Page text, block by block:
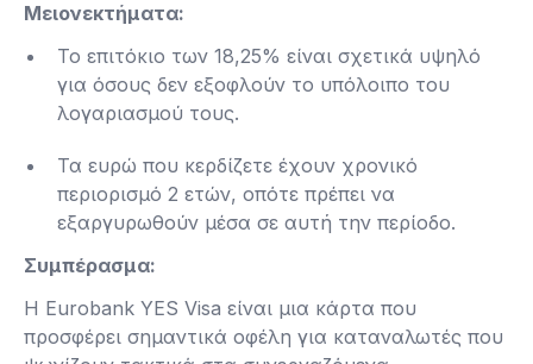
Μειονεκτήματα:
Το επιτόκιο των 18,25% είναι σχετικά υψηλό
για όσους δεν εξοφλούν το υπόλοιπο του
λογαριασμού τους.
Τα ευρώ που κερδίζετε έχουν χρονικό
περιορισμό 2 ετών, οπότε πρέπει να
εξαργυρωθούν μέσα σε αυτή την περίοδο​.
Συμπέρασμα:
Η Eurobank YES Visa είναι μια κάρτα που
προσφέρει σημαντικά οφέλη για καταναλωτές που